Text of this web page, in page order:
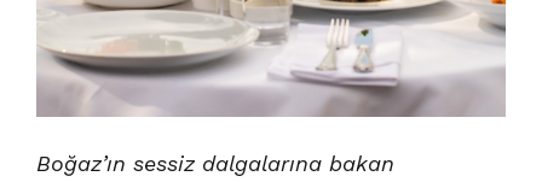
Boğaz’ın sessiz dalgalarına bakan